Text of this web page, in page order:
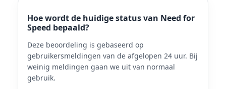
Hoe wordt de huidige status van Need for
Speed bepaald?
Deze beoordeling is gebaseerd op
gebruikersmeldingen van de afgelopen 24 uur. Bij
weinig meldingen gaan we uit van normaal
gebruik.